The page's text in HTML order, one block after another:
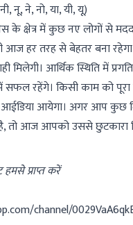
नू, ने, नो, या, यी, यू)
क्षेत्र में कुछ नए लोगों से
आज हर तरह से बेहतर बना
मिलेगी। आर्थिक स्थिति में
सफल रहेंगे। किसी काम को
आईडिया आयेगा। अगर आप कुछ
तो आज आपको उससे छुटकारा
प्राप्त करें
channel/